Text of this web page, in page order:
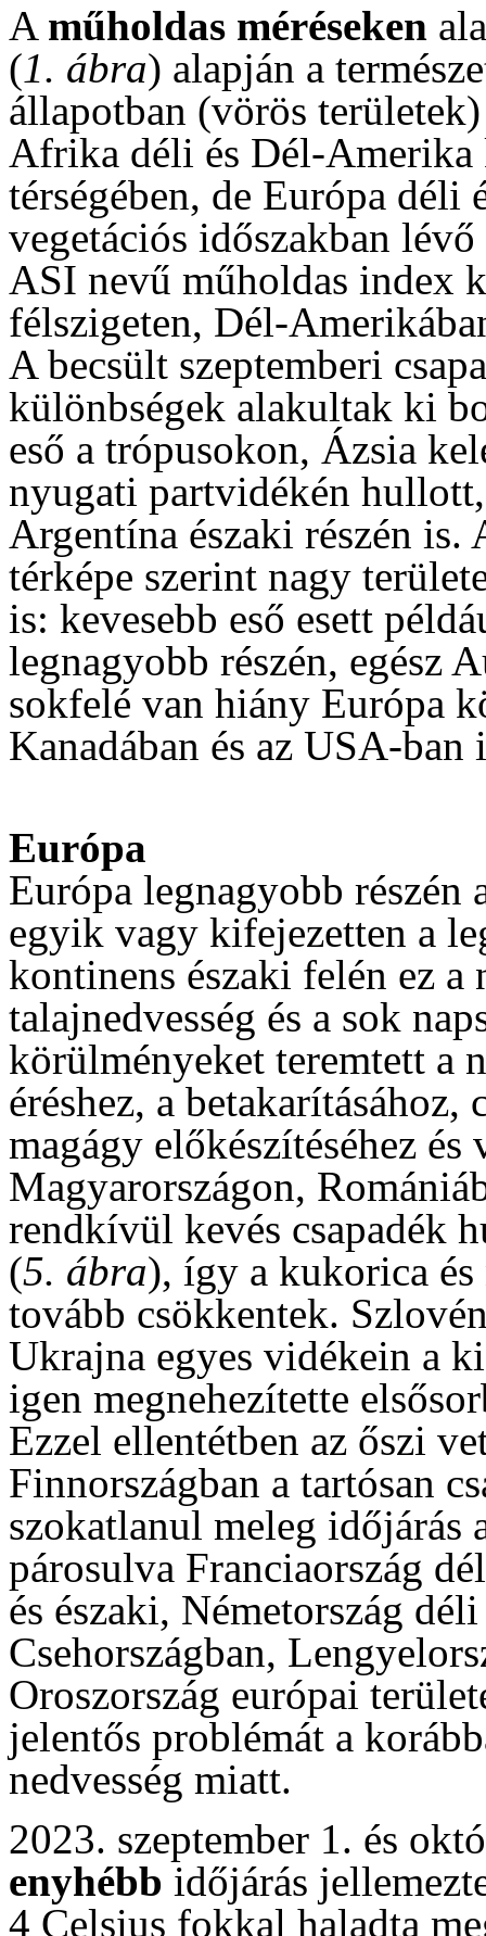
A műholdas méréseken
(1. ábra) alapján a
állapotban (vörös
Afrika déli és Dél-Amerika
térségében, de Európa déli
vegetációs időszakban
ASI nevű műholdas index
félszigeten, Dél-
A becsült szeptemberi
különbségek alakultak ki
eső a trópusokon, Ázsia
nyugati partvidékén
Argentína északi részén is.
térképe szerint nagy
is: kevesebb eső esett
legnagyobb részén, egész
sokfelé van hiány Európa
Kanadában és az USA-ban
Európa
Európa legnagyobb részén
egyik vagy kifejezetten a
kontinens északi felén ez
talajnedvesség és a sok
körülményeket teremtett a
éréshez, a
magágy előkészítéséhez és
Magyarországon,
rendkívül kevés csapadék
(5. ábra), így a kukorica
tovább csökkentek.
Ukrajna egyes vidékein a
igen megnehezítette
Ezzel ellentétben az őszi
Finnországban a tartósan
szokatlanul meleg időjárás
párosulva Franciaország
és északi, Németország
Csehországban,
Oroszország európai
jelentős problémát a
nedvesség miatt.
2023. szeptember 1. és
enyhébb időjárás
4 Celsius fokkal haladta